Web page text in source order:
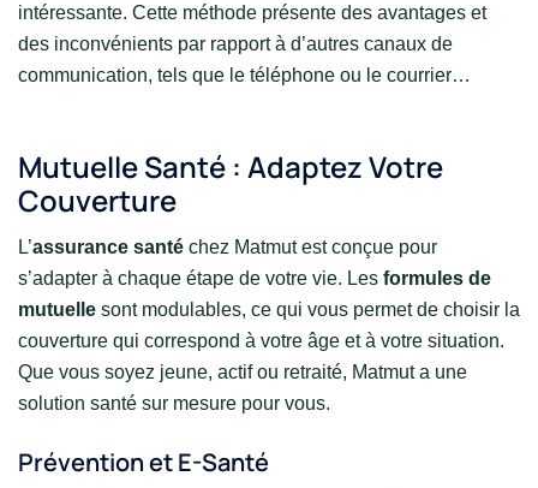
intéressante. Cette méthode présente des avantages et
des inconvénients par rapport à d’autres canaux de
communication, tels que le téléphone ou le courrier…
Mutuelle Santé : Adaptez Votre
Couverture
L’assurance santé chez Matmut est conçue pour
s’adapter à chaque étape de votre vie. Les formules de
mutuelle sont modulables, ce qui vous permet de choisir la
couverture qui correspond à votre âge et à votre situation.
Que vous soyez jeune, actif ou retraité, Matmut a une
solution santé sur mesure pour vous.
Prévention et E-Santé